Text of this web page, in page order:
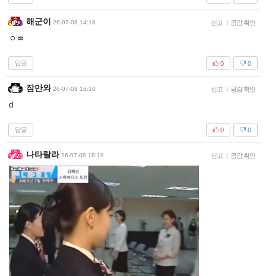
해군이 26-07-08 14:18 신고 | 공감 확인
ㅇㅃ
답글 0
0
잠만와 26-07-08 16:10 신고 | 공감 확인
d
답글 0
0
나타랄라 26-07-08 18:19 신고 | 공감 확인